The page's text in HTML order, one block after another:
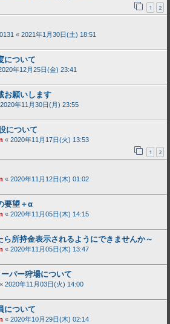
1 2
« 2021年1月30日(土) 18:51
について
年12月25日(金) 23:41
お願いします
2020年11月30日(月) 23:55
について
« 2020年11月17日(火) 13:53
1 2
« 2020年11月12日(木) 01:02
要望＋α
« 2020年11月05日(木) 14:15
持金表示されるようにできませんか～
« 2020年11月05日(木) 13:47
パー狩場について
« 2020年11月03日(火) 14:00
について
« 2020年10月29日(木) 02:14